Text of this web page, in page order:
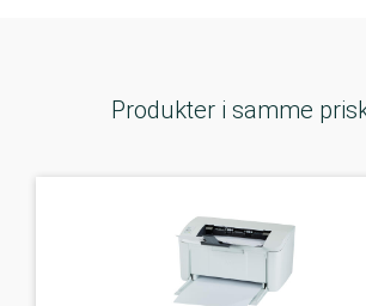
Produkter i samme